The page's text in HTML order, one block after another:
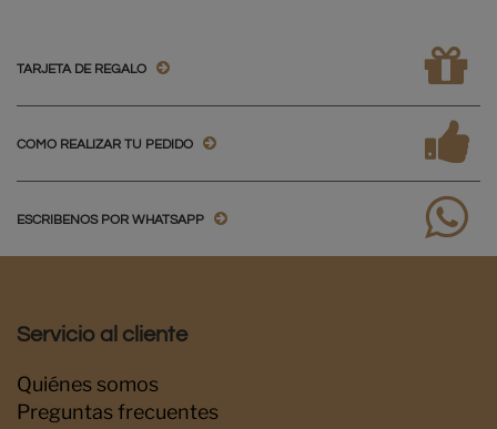
TARJETA DE REGALO
COMO REALIZAR TU PEDIDO
ESCRIBENOS POR WHATSAPP
Servicio al cliente
Quiénes somos
Preguntas frecuentes